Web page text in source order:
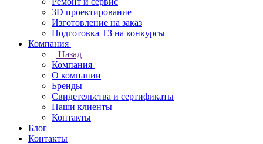
3D проектирование
Изготовление на заказ
Подготовка ТЗ на конкурсы
Компания
Назад
Компания
О компании
Бренды
Свидетельства и сертификаты
Наши клиенты
Контакты
Блог
Контакты